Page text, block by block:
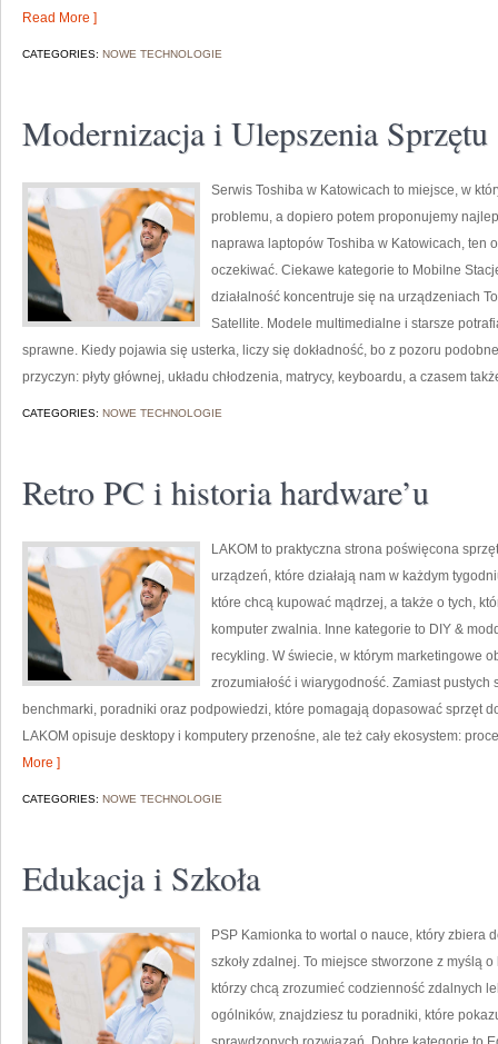
Read More ]
CATEGORIES: NOWE TECHNOLOGIE
Modernizacja i Ulepszenia Sprzętu
Serwis Toshiba w Katowicach to miejsce, w
problemu, a dopiero potem proponujemy
naprawa laptopów Toshiba w Katowicach, ten
oczekiwać. Ciekawe kategorie to Mobilne
działalność koncentruje się na urządzeniach
Satellite. Modele multimedialne i starsze
sprawne. Kiedy pojawia się usterka, liczy się dokładność, bo z pozoru
przyczyn: płyty głównej, układu chłodzenia, matrycy, keyboardu, a czasem
CATEGORIES: NOWE TECHNOLOGIE
Retro PC i historia hardware’u
LAKOM to praktyczna strona poświęcona
urządzeń, które działają nam w każdym
które chcą kupować mądrzej, a także o tych,
komputer zwalnia. Inne kategorie to DIY &
recykling. W świecie, w którym marketingowe
zrozumiałość i wiarygodność. Zamiast
benchmarki, poradniki oraz podpowiedzi, które pomagają dopasować sprzęt
LAKOM opisuje desktopy i komputery przenośne, ale też cały ekosystem:
More ]
CATEGORIES: NOWE TECHNOLOGIE
Edukacja i Szkoła
PSP Kamionka to wortal o nauce, który zbiera
szkoły zdalnej. To miejsce stworzone z myślą
którzy chcą zrozumieć codzienność zdalnych
ogólników, znajdziesz tu poradniki, które